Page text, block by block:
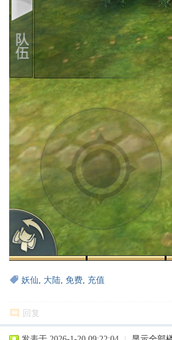
妖仙, 大陆, 免费, 充值
回复